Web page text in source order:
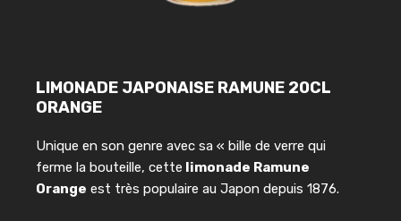
LIMONADE JAPONAISE RAMUNE 20CL
ORANGE
Unique en son genre avec sa « bille de verre qui
ferme la bouteille, cette limonade Ramune
Orange est très populaire au Japon depuis 1876.